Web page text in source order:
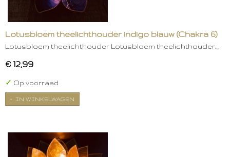
Lotusbloem theelichthouder indigo blauw (Chakra 6)
Lotusbloem theelichthouder Lotusbloem theelichthouder…
€ 12,99
✓ Op voorraad
IN WINKELWAGEN